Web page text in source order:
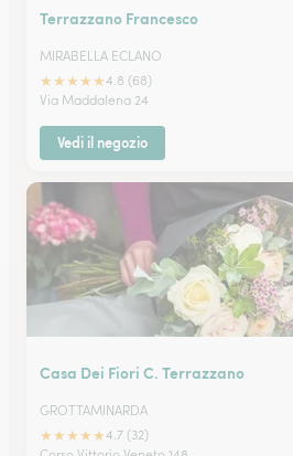
Terrazzano Francesco
MIRABELLA ECLANO
★★★★★4.8 (68)
Via Maddalena 24
Vedi il negozio
Casa Dei Fiori C. Terrazzano
GROTTAMINARDA
★★★★★4.7 (32)